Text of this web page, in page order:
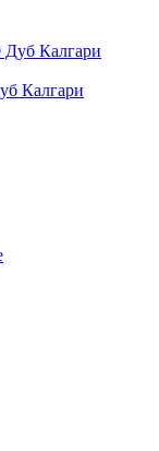
Калгари